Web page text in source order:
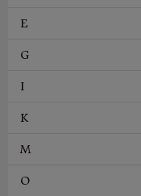
E
G
I
K
M
O